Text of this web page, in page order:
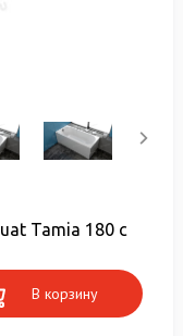
Tamia 180 с
В корзину